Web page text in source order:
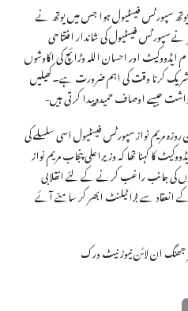
یوتھ سپورٹس فیسٹیول ہوا جس میں یوتھ نے
سپورٹس فیسٹیول کی شاندار افتتاحی
ایڈووکیٹ اور احسان اللہ وڑائچ کی اکاوشوں
شریک کرنا وقت کی اہم ضرورت ہے۔کھیلیں
جیسے اوصاف حمیدہ پیدا کرتی ہیں-
مریم نواز سپورٹس فیسٹیول اسی سلسلے کی
کا کہنا تھا کہ وزیراعلی پنجاب مریم نواز
کی جانب راغب کرنے کے لئے انقلابی
سے بڑا ٹیلنٹ ابھر کر سامنے آئے
ان لائن نیوز نیٹ ورک